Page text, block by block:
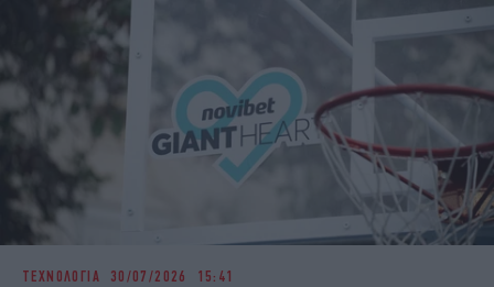
ΤΕΧΝΟΛΟΓΙΑ 30/07/2026 15:41